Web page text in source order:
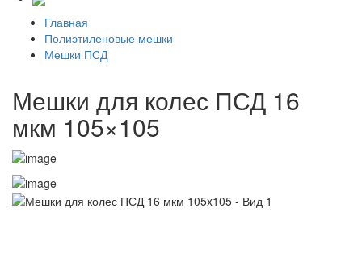
Главная
Полиэтиленовые мешки
Мешки ПСД
Мешки для колес ПСД 16
мкм 105×105